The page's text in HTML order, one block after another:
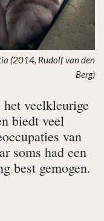
(2014, Rudolf van den
Berg)
het veelkleurige
biedt veel
van
soms had een
best gemogen.